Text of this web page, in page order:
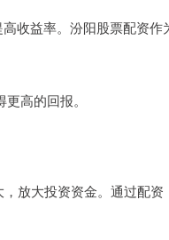
收益率。汾阳股票配资
高的回报。
放大投资资金。通过配